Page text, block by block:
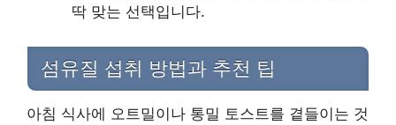
딱 맞는 선택입니다.
섬유질 섭취 방법과 추천 팁
아침 식사에 오트밀이나 통밀 토스트를 곁들이는 것